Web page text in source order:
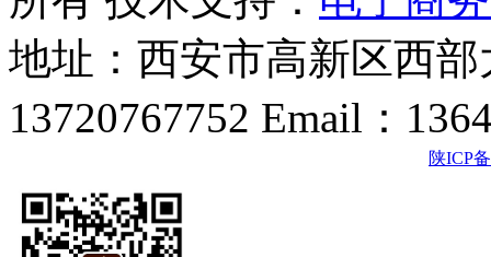
地址：西安市高新区西
13720767752 Email：
陕ICP